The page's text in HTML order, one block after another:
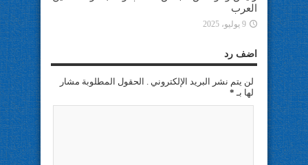
العرب
9 يوليو، 2025
اضف رد
لن يتم نشر البريد الإلكتروني . الحقول المطلوبة مشار
لها بـ *